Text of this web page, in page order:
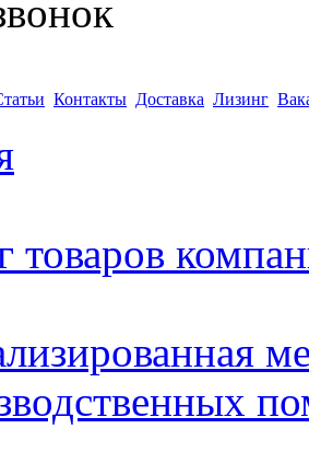
Контакты Доставка Лизинг
товаров